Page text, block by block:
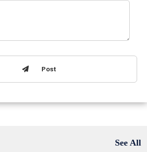
Post
See All